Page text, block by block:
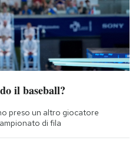
il baseball?
preso un altro giocatore
di fila